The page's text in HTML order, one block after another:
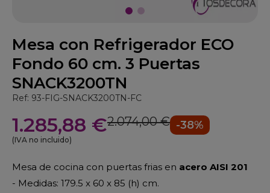
Mesa con Refrigerador ECO
Fondo 60 cm. 3 Puertas
SNACK3200TN
Ref: 93-FIG-SNACK3200TN-FC
1.285,88 €2.074,00 € -38%
(IVA no incluido)
Mesa de cocina con puertas frias en acero AISI 201
- Medidas: 179.5 x 60 x 85 (h) cm.